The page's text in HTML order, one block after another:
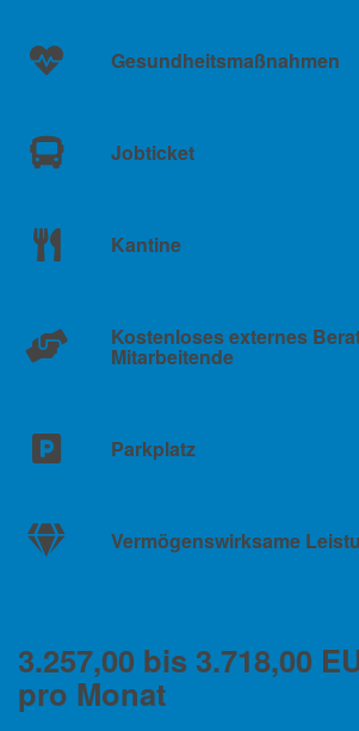
Gesundheitsmaßnahmen
Jobticket
Kantine
Kostenloses externes
Mitarbeitende
Parkplatz
Vermögenswirksame
3.257,00 bis 3.718,00
pro Monat